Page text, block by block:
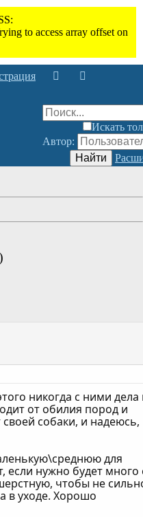
Искать
Автор:
Найти
никогда с ними дела
от обилия пород и
собаки, и надеюсь,
для
если нужно будет много
чтобы не
в уходе. Хорошо